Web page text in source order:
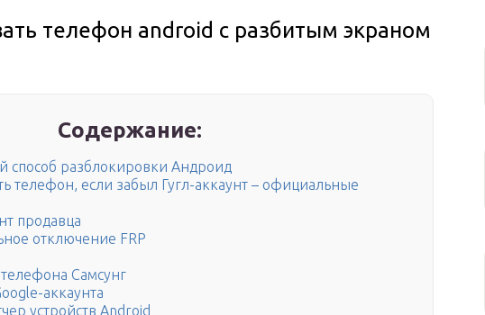
телефон android с разбитым экраном
Содержание:
способ разблокировки Андроид
телефон, если забыл Гугл-аккаунт – официальные
продавца
отключение FRP
телефона Самсунг
аккаунта
устройств Android